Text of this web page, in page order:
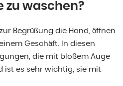
zu waschen?
Begrüßung die Hand, öffnen
Geschäft. In diesen
die mit bloßem Auge
ist es sehr wichtig, sie mit